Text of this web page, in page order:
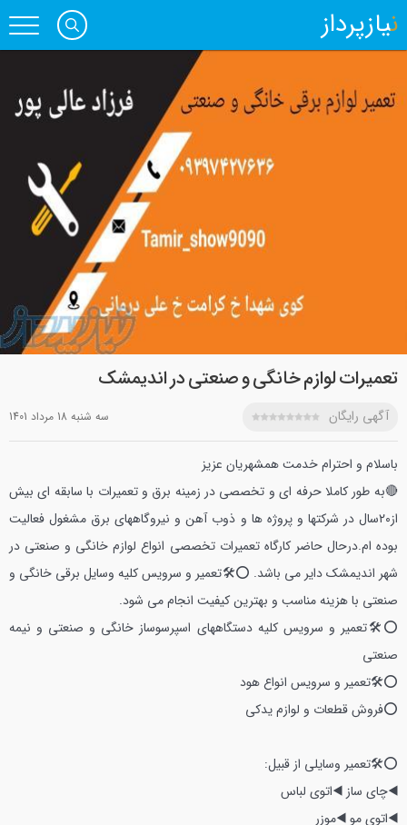
نیازپرداز
تعمیرات لوازم خانگی و صنعتی در اندیمشک
آگهی رایگان سه شنبه 18 مرداد 1401
باسلام و احترام خدمت همشهریان عزیز
🔴به طور کاملا حرفه ای و تخصصی در زمینه برق و تعمیرات با سابقه ای بیش
از۲۰سال در شرکتها و پروژه ها و ذوب آهن و نیروگاههای برق مشغول فعالیت
بوده ام.درحال حاضر کارگاه تعمیرات تخصصی انواع لوازم خانگی و صنعتی در
شهر اندیمشک دایر می باشد‌. ⭕🛠تعمیر و سرویس کلیه وسایل برقی خانگی و
صنعتی با هزینه مناسب و بهترین کیفیت انجام می شود.
⭕🛠تعمیر و سرویس کلیه دستگاههای اسپرسوساز خانگی و صنعتی و نیمه
صنعتی
⭕🛠تعمیر و سرویس انواع هود
⭕فروش قطعات و لوازم یدکی
⭕🛠تعمیر وسایلی از قبیل:
◀️چای ساز ◀️اتوی لباس
◀️اتوی مو◀️موزر